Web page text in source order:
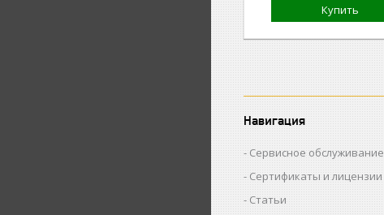
Купить
Навигация
Сервисное обслуживание
Сертификаты и лицензии
Статьи